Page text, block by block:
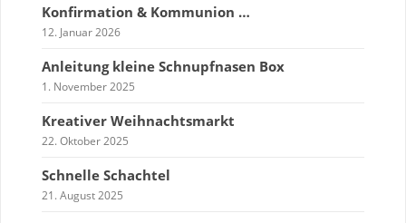
Konfirmation & Kommunion …
12. Januar 2026
Anleitung kleine Schnupfnasen Box
1. November 2025
Kreativer Weihnachtsmarkt
22. Oktober 2025
Schnelle Schachtel
21. August 2025